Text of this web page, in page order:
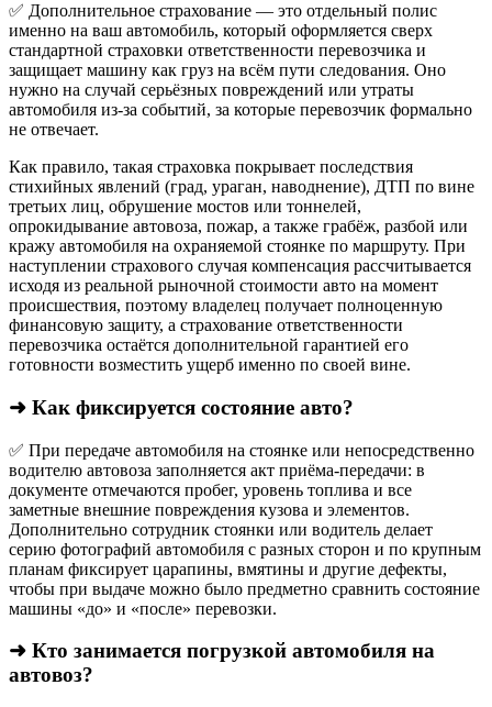
✅ Дополнительное страхование — это отдельный полис
именно на ваш автомобиль, который оформляется сверх
стандартной страховки ответственности перевозчика и
защищает машину как груз на всём пути следования. Оно
нужно на случай серьёзных повреждений или утраты
автомобиля из‑за событий, за которые перевозчик формально
не отвечает.​
Как правило, такая страховка покрывает последствия
стихийных явлений (град, ураган, наводнение), ДТП по вине
третьих лиц, обрушение мостов или тоннелей,
опрокидывание автовоза, пожар, а также грабёж, разбой или
кражу автомобиля на охраняемой стоянке по маршруту. При
наступлении страхового случая компенсация рассчитывается
исходя из реальной рыночной стоимости авто на момент
происшествия, поэтому владелец получает полноценную
финансовую защиту, а страхование ответственности
перевозчика остаётся дополнительной гарантией его
готовности возместить ущерб именно по своей вине.
➜ Как фиксируется состояние авто?
✅ При передаче автомобиля на стоянке или непосредственно
водителю автовоза заполняется акт приёма-передачи: в
документе отмечаются пробег, уровень топлива и все
заметные внешние повреждения кузова и элементов.
Дополнительно сотрудник стоянки или водитель делает
серию фотографий автомобиля с разных сторон и по крупным
планам фиксирует царапины, вмятины и другие дефекты,
чтобы при выдаче можно было предметно сравнить состояние
машины «до» и «после» перевозки.
➜ Кто занимается погрузкой автомобиля на
автовоз?